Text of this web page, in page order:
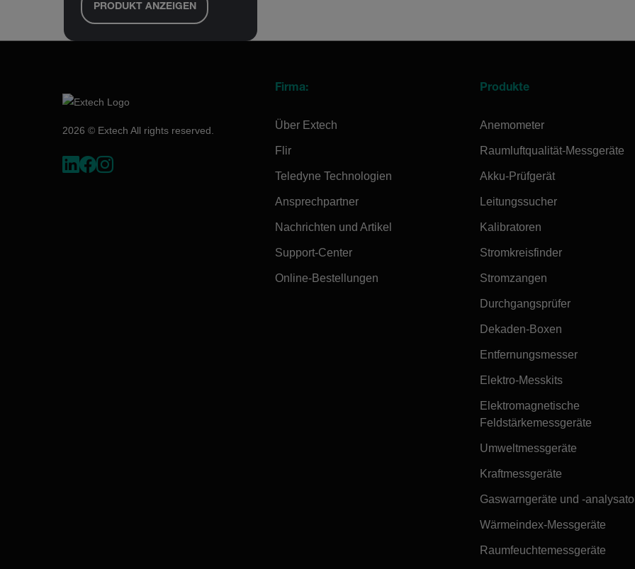
PRODUKT ANZEIGEN
2026 © Extech All rights reserved.
Firma:
Über Extech
Flir
Teledyne Technologien
Ansprechpartner
Nachrichten und Artikel
Support-Center
Online-Bestellungen
Produkte
Anemometer
Raumluftqualität-Messgeräte
Akku-Prüfgerät
Leitungssucher
Kalibratoren
Stromkreisfinder
Stromzangen
Durchgangsprüfer
Dekaden-Boxen
Entfernungsmesser
Elektro-Messkits
Elektromagnetische
Feldstärkemessgeräte
Umweltmessgeräte
Kraftmessgeräte
Gaswarngeräte und -
Wärmeindex-Messgeräte
Raumfeuchtemessgeräte